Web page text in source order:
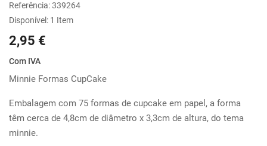
Referência:339264
Disponível: 1 Item
2,95 €
Com IVA
Minnie Formas CupCake
Embalagem com 75 formas de cupcake em papel, a forma
têm cerca de 4,8cm de diâmetro x 3,3cm de altura, do tema
minnie.